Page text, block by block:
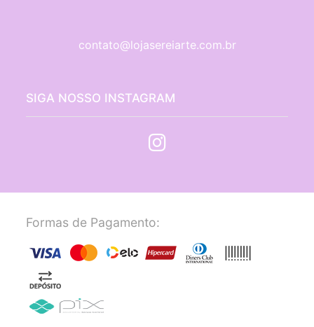
contato@lojasereiarte.com.br
SIGA NOSSO INSTAGRAM
Formas de Pagamento: